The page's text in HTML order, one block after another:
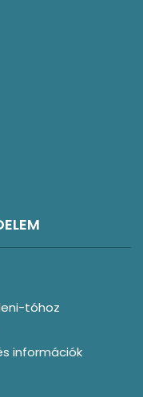
tóhoz
információk